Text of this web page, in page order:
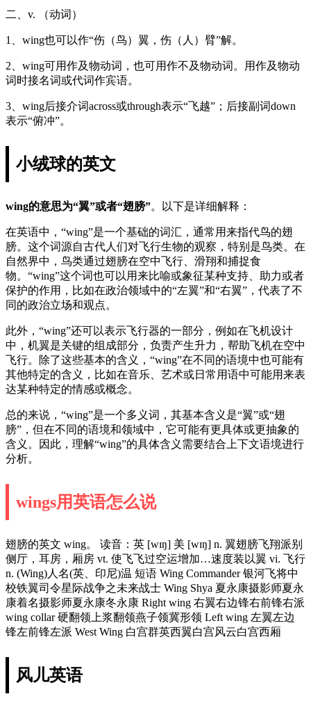
二、v. （动词）
1、wing也可以作“伤（鸟）翼，伤（人）臂”解。
2、wing可用作及物动词，也可用作不及物动词。用作及物动
词时接名词或代词作宾语。
3、wing后接介词across或through表示“飞越”；后接副词down
表示“俯冲”。
小绒球的英文
wing的意思为“翼”或者“翅膀”。以下是详细解释：
在英语中，“wing”是一个基础的词汇，通常用来指代鸟的翅
膀。这个词源自古代人们对飞行生物的观察，特别是鸟类。在
自然界中，鸟类通过翅膀在空中飞行、滑翔和捕捉食
物。“wing”这个词也可以用来比喻或象征某种支持、助力或者
保护的作用，比如在政治领域中的“左翼”和“右翼”，代表了不
同的政治立场和观点。
此外，“wing”还可以表示飞行器的一部分，例如在飞机设计
中，机翼是关键的组成部分，负责产生升力，帮助飞机在空中
飞行。除了这些基本的含义，“wing”在不同的语境中也可能有
其他特定的含义，比如在音乐、艺术或日常用语中可能用来表
达某种特定的情感或概念。
总的来说，“wing”是一个多义词，其基本含义是“翼”或“翅
膀”，但在不同的语境和领域中，它可能有更具体或更抽象的
含义。因此，理解“wing”的具体含义需要结合上下文语境进行
分析。
wings用英语怎么说
翅膀的英文 wing。 读音：英 [wɪŋ] 美 [wɪŋ] n. 翼翅膀飞翔派别
侧厅，耳房，厢房 vt. 使飞飞过空运增加…速度装以翼 vi. 飞行
n. (Wing)人名(英、印尼)温 短语 Wing Commander 银河飞将中
校铁翼司令星际战争之未来战士 Wing Shya 夏永康摄影师夏永
康着名摄影师夏永康冬永康 Right wing 右翼右边锋右前锋右派
wing collar 硬翻领上浆翻领燕子领冀形领 Left wing 左翼左边
锋左前锋左派 West Wing 白宫群英西翼白宫风云白宫西厢
风儿英语